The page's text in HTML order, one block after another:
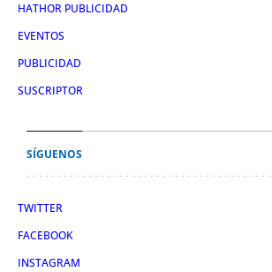
HATHOR PUBLICIDAD
EVENTOS
PUBLICIDAD
SUSCRIPTOR
SÍGUENOS
TWITTER
FACEBOOK
INSTAGRAM